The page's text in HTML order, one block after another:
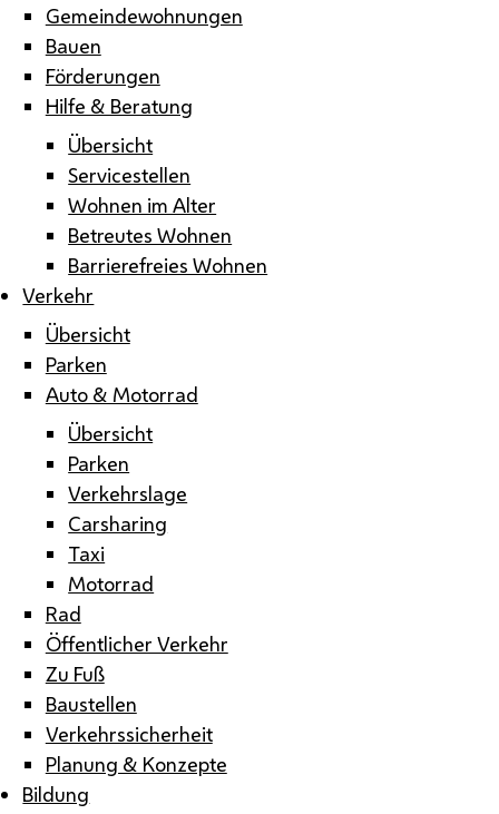
Gemeindewohnungen
Bauen
Förderungen
Hilfe & Beratung
Übersicht
Servicestellen
Wohnen im Alter
Betreutes Wohnen
Barrierefreies Wohnen
Verkehr
Übersicht
Parken
Auto & Motorrad
Übersicht
Parken
Verkehrslage
Carsharing
Taxi
Motorrad
Rad
Öffentlicher Verkehr
Zu Fuß
Baustellen
Verkehrssicherheit
Planung & Konzepte
Bildung